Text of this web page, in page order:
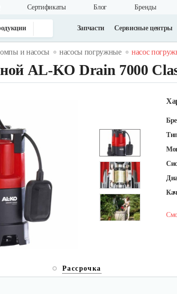
Cертификаты Блог Бренды
Запчасти Сервисные центры
и насосы насосы погружные насос
AL-KO Drain 7000
Рассрочка